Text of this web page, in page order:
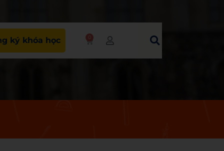
ký khóa học 0